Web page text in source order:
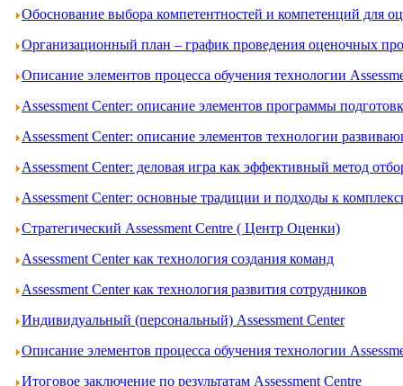
Обоснование выбора компетентностей и компетенций для
Организационный план – график проведения оценочных
Описание элементов процесса обучения технологии
Assessment Center: описание элементов программы
Assessment Center: описание элементов технологии
Assessment Center: деловая игра как эффективный метод
Assessment Center: основные традиции и подходы к
Стратегический Assessment Centre ( Центр Оценки)
Assessment Center как технология создания команд
Assessment Center как технология развития сотрудников
Индивидуальный (персональный) Assessment Center
Описание элементов процесса обучения технологии
Итоговое заключение по результатам Assessment Centre